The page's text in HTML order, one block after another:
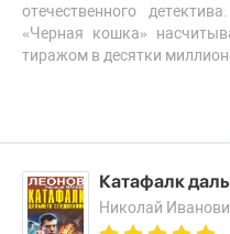
отечественного
«Черная кошка»
тиражом в десятки
Катафалк
Николай